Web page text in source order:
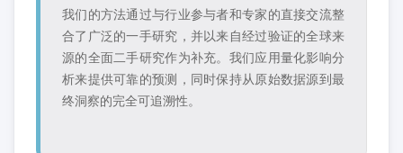
我们的方法通过与行业参与者和专家的直接交流整
合了广泛的一手研究，并以来自经过验证的全球来
源的全面二手研究作为补充。我们应用量化影响分
析来提供可靠的预测，同时保持从原始数据源到最
终洞察的完全可追溯性。